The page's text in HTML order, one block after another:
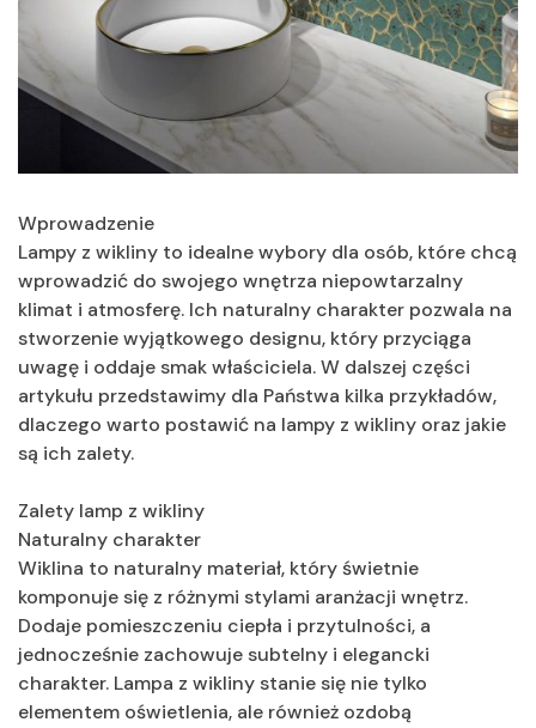
Wprowadzenie
Lampy z wikliny to idealne wybory dla osób, które chcą
wprowadzić do swojego wnętrza niepowtarzalny
klimat i atmosferę. Ich naturalny charakter pozwala na
stworzenie wyjątkowego designu, który przyciąga
uwagę i oddaje smak właściciela. W dalszej części
artykułu przedstawimy dla Państwa kilka przykładów,
dlaczego warto postawić na lampy z wikliny oraz jakie
są ich zalety.
Zalety lamp z wikliny
Naturalny charakter
Wiklina to naturalny materiał, który świetnie
komponuje się z różnymi stylami aranżacji wnętrz.
Dodaje pomieszczeniu ciepła i przytulności, a
jednocześnie zachowuje subtelny i elegancki
charakter. Lampa z wikliny stanie się nie tylko
elementem oświetlenia, ale również ozdobą